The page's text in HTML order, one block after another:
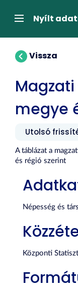
átugrásaNavigáció
Nyílt
Vissza
megye
Utolsó
A táblázat a
és régió szerint
Népesség és
Központi